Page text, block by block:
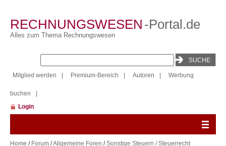
RECHNUNGSWESEN -Portal.de
Alles zum Thema Rechnungswesen
Mitglied werden Premium-Bereich Autoren Werbung
buchen
Login
Home / Forum /Allgemeine Foren /Sonstige Steuern / Steuerrecht